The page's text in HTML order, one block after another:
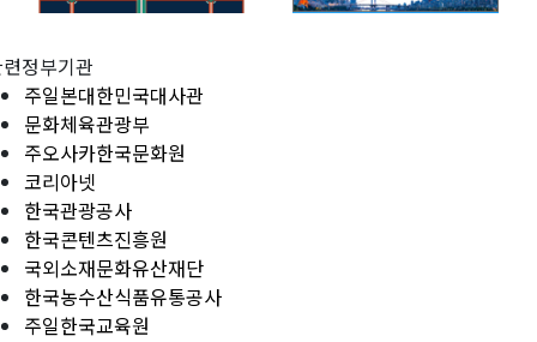
정부기관
주일본대한민국대사관
문화체육관광부
주오사카한국문화원
코리아넷
한국관광공사
한국콘텐츠진흥원
국외소재문화유산재단
한국농수산식품유통공사
주일한국교육원